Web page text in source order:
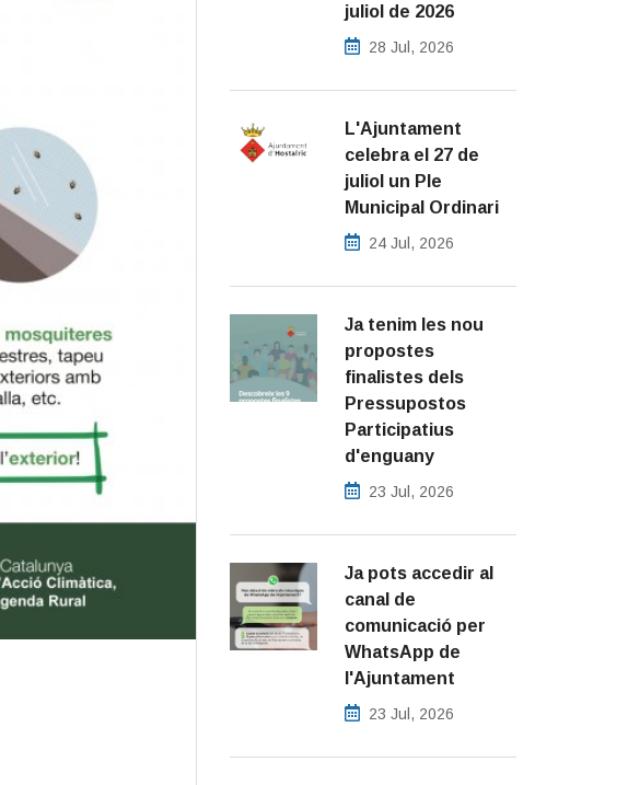
juliol de 2026
28 Jul, 2026
L'Ajuntament
celebra el 27 de
juliol un Ple
Municipal Ordinari
24 Jul, 2026
Ja tenim les nou
propostes
finalistes dels
Pressupostos
Participatius
d'enguany
23 Jul, 2026
Ja pots accedir al
canal de
comunicació per
WhatsApp de
l'Ajuntament
23 Jul, 2026